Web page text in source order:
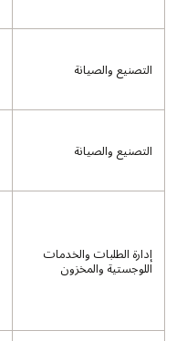
التصنيع والصيانة
التصنيع والصيانة
إدارة الطلبات والخدمات
اللوجستية والمخزون